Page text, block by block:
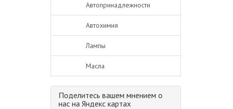
Автопринадлежности
Автохимия
Лампы
Масла
Поделитесь вашем мнением о
нас на Яндекс картах